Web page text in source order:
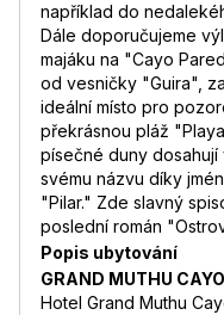
například do
Dále doporučujeme
majáku na "Cayo
od vesničky "Guira",
ideální místo pro
překrásnou pláž
písečné duny dosahují
svému názvu díky
"Pilar." Zde slavný
poslední román
Popis ubytování
GRAND MUTHU
Hotel Grand Muthu